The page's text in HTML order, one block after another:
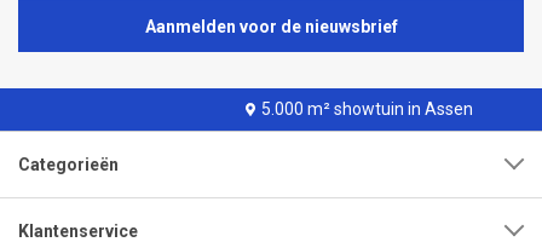
Aanmelden voor de nieuwsbrief
5.000 m² showtuin in Assen
Categorieën
Klantenservice